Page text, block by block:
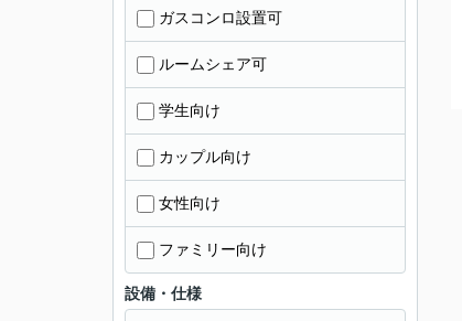
ガスコンロ設置可
ルームシェア可
学生向け
カップル向け
女性向け
ファミリー向け
設備・仕様